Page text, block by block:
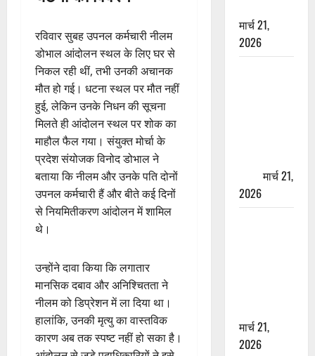
रविवार सुबह उपनल कर्मचारी नीलम
डोभाल आंदोलन स्थल के लिए घर से
निकल रही थीं, तभी उनकी अचानक
मौत हो गई। धटना स्थल पर मौत नहीं
हुई, लेकिन उनके निधन की सूचना
मिलते ही आंदोलन स्थल पर शोक का
माहौल फैल गया। संयुक्त मोर्चा के
प्रदेश संयोजक विनोद डोभाल ने
बताया कि नीलम और उनके पति दोनों
उपनल कर्मचारी हैं और बीते कई दिनों
से नियमितीकरण आंदोलन में शामिल
थे।
उन्होंने दावा किया कि लगातार
मानसिक दबाव और अनिश्चितता ने
नीलम को डिप्रेशन में ला दिया था।
हालांकि, उनकी मृत्यु का वास्तविक
कारण अब तक स्पष्ट नहीं हो सका है।
मार्च 21,
2026
मार्च 21,
2026
मार्च 21,
2026